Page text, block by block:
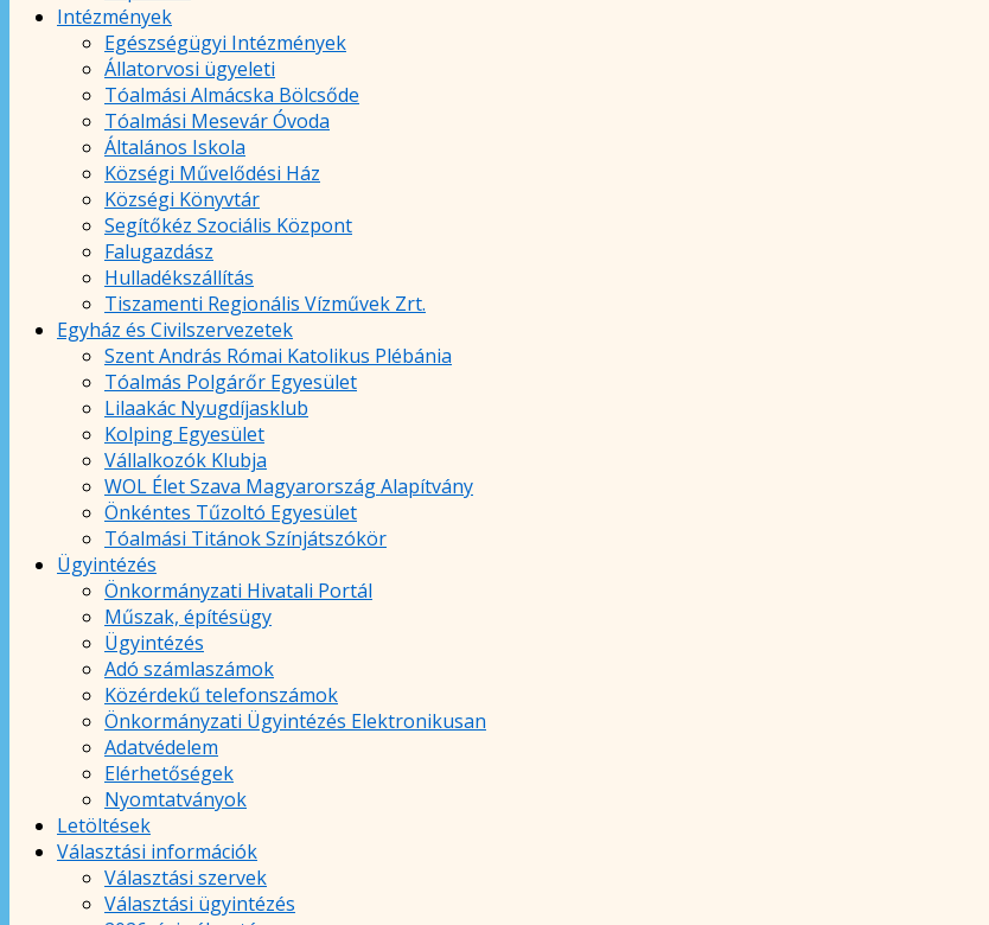
Intézmények
Egészségügyi Intézmények
Állatorvosi ügyeleti
Tóalmási Almácska Bölcsőde
Tóalmási Mesevár Óvoda
Általános Iskola
Községi Művelődési Ház
Községi Könyvtár
Segítőkéz Szociális Központ
Falugazdász
Hulladékszállítás
Tiszamenti Regionális Vízművek Zrt.
Egyház és Civilszervezetek
Szent András Római Katolikus Plébánia
Tóalmás Polgárőr Egyesület
Lilaakác Nyugdíjasklub
Kolping Egyesület
Vállalkozók Klubja
WOL Élet Szava Magyarország Alapítvány
Önkéntes Tűzoltó Egyesület
Tóalmási Titánok Színjátszókör
Ügyintézés
Önkormányzati Hivatali Portál
Műszak, építésügy
Ügyintézés
Adó számlaszámok
Közérdekű telefonszámok
Önkormányzati Ügyintézés Elektronikusan
Adatvédelem
Elérhetőségek
Nyomtatványok
Letöltések
Választási információk
Választási szervek
Választási ügyintézés